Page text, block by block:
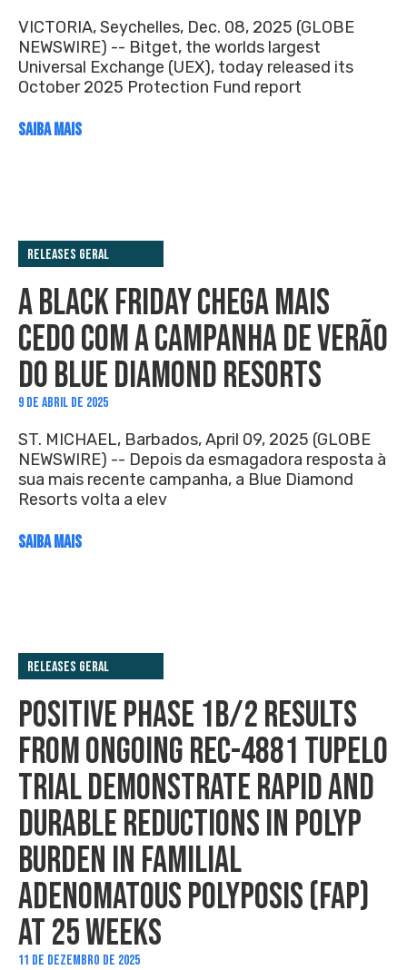
VICTORIA, Seychelles, Dec. 08, 2025 (GLOBE
NEWSWIRE) -- Bitget, the worlds largest
Universal Exchange (UEX), today released its
October 2025 Protection Fund report
SAIBA MAIS
Releases Geral
A BLACK FRIDAY CHEGA MAIS
CEDO COM A CAMPANHA DE VERÃO
DO BLUE DIAMOND RESORTS
9 DE ABRIL DE 2025
ST. MICHAEL, Barbados, April 09, 2025 (GLOBE
NEWSWIRE) -- Depois da esmagadora resposta à
sua mais recente campanha, a Blue Diamond
Resorts volta a elev
SAIBA MAIS
Releases Geral
POSITIVE PHASE 1B/2 RESULTS
FROM ONGOING REC-4881 TUPELO
TRIAL DEMONSTRATE RAPID AND
DURABLE REDUCTIONS IN POLYP
BURDEN IN FAMILIAL
ADENOMATOUS POLYPOSIS (FAP)
AT 25 WEEKS
11 DE DEZEMBRO DE 2025